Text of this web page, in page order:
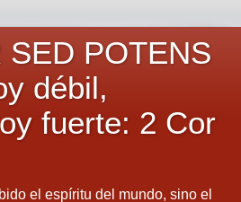
SED POTENS
débil,
fuerte: 2 Cor
el espíritu del mundo, sino el